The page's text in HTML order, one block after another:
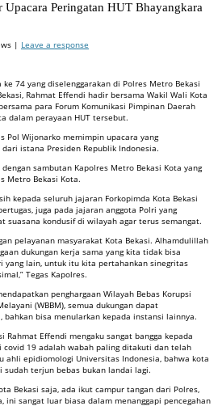
Upacara Peringatan HUT Bhayangkara
| Leave a response
ke 74 yang diselenggarakan di Polres Metro Bekasi
Rahmat Effendi hadir bersama Wakil Wali Kota
para Forum Komunikasi Pimpinan Daerah
dalam perayaan HUT tersebut.
Pol Wijonarko memimpin upacara yang
istana Presiden Republik Indonesia.
sambutan Kapolres Metro Bekasi Kota yang
Metro Bekasi Kota.
kepada seluruh jajaran Forkopimda Kota Bekasi
juga pada jajaran anggota Polri yang
suasana kondusif di wilayah agar terus semangat.
pelayanan masyarakat Kota Bekasi. Alhamdulillah
dukungan kerja sama yang kita tidak bisa
yang lain, untuk itu kita pertahankan sinegritas
Tegas Kapolres.
penghargaan Wilayah Bebas Korupsi
(WBBM), semua dukungan dapat
bahkan bisa menularkan kepada instansi lainnya.
Rahmat Effendi mengaku sangat bangga kepada
covid 19 adalah wabah paling ditakuti dan telah
ahli epidiomologi Universitas Indonesia, bahwa kota
terjun bebas bukan landai lagi.
Bekasi saja, ada ikut campur tangan dari Polres,
ini sangat luar biasa dalam menanggapi pencegahan